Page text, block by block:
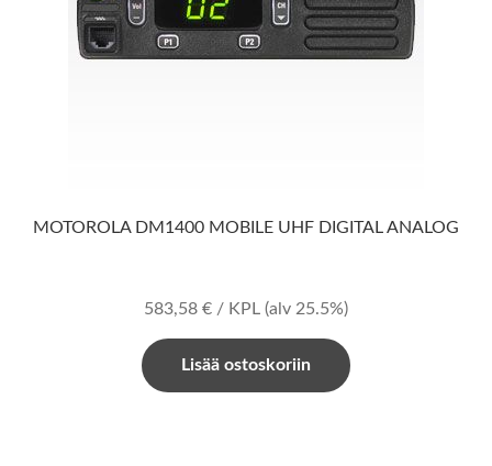
MOTOROLA DM1400 MOBILE UHF DIGITAL ANALOG
583,58 € / KPL (alv 25.5%)
Lisää ostoskoriin